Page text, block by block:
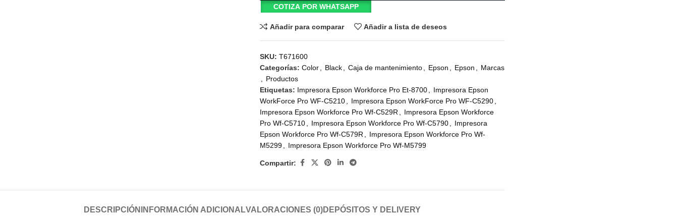
COTIZA POR WHATSAPP
Añadir para comparar Añadir a lista de deseos
SKU:T671600
Categorías: Color Black Caja de mantenimiento Epson Epson
Marcas
Productos
Etiquetas: Impresora Epson Workforce Pro Et-8700
Impresora Epson
WorkForce Pro WF-C5210
Impresora Epson WorkForce Pro WF-C5290
Impresora Epson Workforce Pro Wf-C529R
Impresora Epson Workforce
Pro Wf-C5710
Impresora Epson Workforce Pro Wf-C5790
Impresora
Epson Workforce Pro Wf-C579R
Impresora Epson Workforce Pro Wf-
M5299
Impresora Epson Workforce Pro Wf-M5799
Compartir:
DESCRIPCIÓN INFORMACIÓN ADICIONALVALORACIONES (0)DEPÓSITOS Y DELIVERY